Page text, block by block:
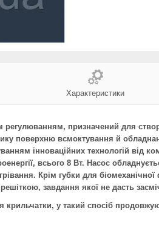
Характеристики
регулюванням, призначений для
поверхню всмоктування й
інноваційних технологій від
всього 8 Вт. Насос
Крім губки для
завдання якої не дасть
крильчатки, у такий спосіб